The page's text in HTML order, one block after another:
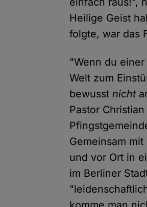
Heilige Geist
folgte, war das
"Wenn du
Welt zum
bewusstnicht
Pastor
Gemeinsam
und vor Ort in
im Berliner